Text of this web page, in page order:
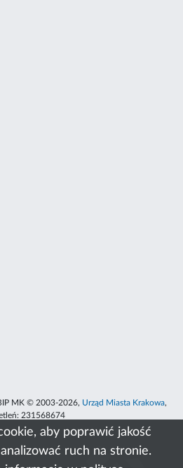
aby poprawić jakość
ruch na stronie.
MK © 2003-2026, Urząd Miasta Krakowa,
231568674